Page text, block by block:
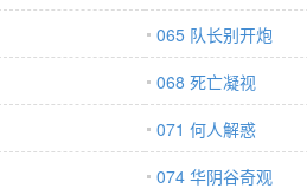
065 队长别开炮
068 死亡凝视
071 何人解惑
074 华阴谷奇观